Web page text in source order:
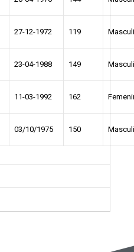
27-12-1972 119
23-04-1988 149
11-03-1992 162
03/10/1975 150